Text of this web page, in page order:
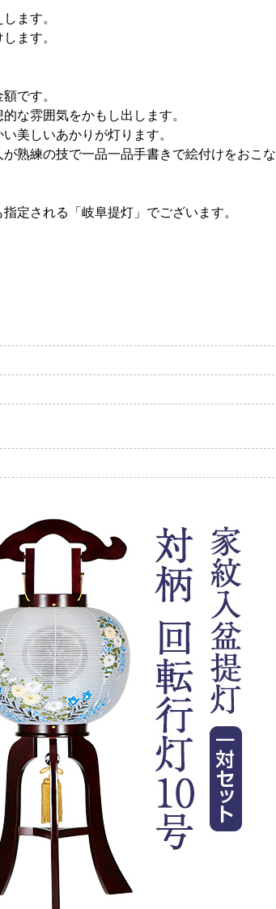
ます。
ます。
です。
な雰囲気をかもし出します。
美しいあかりが灯ります。
熟練の技で一品一品手書きで絵付けをおこな
定される「岐阜提灯」でございます。